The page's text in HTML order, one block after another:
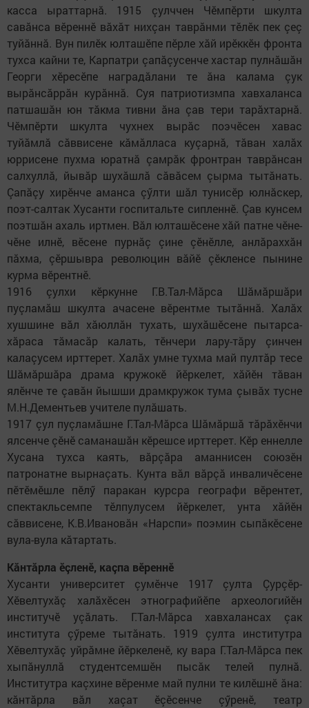
касса ыраттарнӑ. 1915 çулччен Чӗмпӗрти шкулта
савӑнса вӗреннӗ вӑхӑт нихçан таврӑнми тӗлӗк пек çеç
туйӑннӑ. Вун пилӗк юлташӗпе пӗрле хӑй ирӗккӗн фронта
тухса кайни те, Карпатри çапӑçусенче хастар пулнӑшӑн
Георги хӗресӗпе наградӑлани те ӑна калама çук
вырӑнсӑррӑн курӑннӑ. Суя патриотизмпа хавхаланса
патшашӑн юн тӑкма тивни ӑна çав тери тарӑхтарнӑ.
Чӗмпӗрти шкулта чухнех вырӑс поэчӗсен хавас
туйӑмлӑ сӑввисене кӑмӑлласа куçарнӑ, тӑван халӑх
юррисене пухма юратнӑ çамрăк фронтран таврӑнсан
салхуллӑ, йывӑр шухӑшлӑ сӑвӑсем çырма тытӑнать.
Çапӑçу хирӗнче аманса çӳлти шӑл тунисӗр юлнӑскер,
поэт-салтак Хусанти госпитальте сипленнӗ. Çав кунсем
поэтшӑн ахаль иртмен. Вӑл юлташӗсене хӑй патне чӗне-
чӗне илнӗ, вӗсене пурнӑç çине çӗнӗлле, анлӑраххӑн
пӑхма, çӗршывра революцин вӑйӗ çӗкленсе пынине
курма вӗрентнӗ.
1916 çулхи кӗркунне Г.В.Тал-Мӑрса Шӑмӑршӑри
пуçламӑш шкулта ачасене вӗрентме тытӑннă. Халӑх
хушшине вӑл хӑюллӑн тухать, шухӑшӗсене пытарса-
хӑраса тӑмасӑр калать, тӗнчери лару-тӑру çинчен
калаçусем ирттерет. Халӑх умне тухма май пултӑр тесе
Шӑмӑршӑра драма кружокӗ йӗркелет, хӑйӗн тӑван
ялӗнче те çавӑн йышши драмкружок тума çывӑх тусне
М.Н.Дементьев учителе пулӑшать.
1917 çул пуçламӑшне Г.Тал-Мӑрса Шӑмӑршӑ тӑрӑхӗнчи
ялсенче çӗнӗ саманашӑн кӗрешсе ирттерет. Кӗр еннелле
Хусана тухса каять, вӑрçӑра аманнисен союзӗн
патронатне вырнаçать. Кунта вӑл вӑрçӑ инваличӗсене
пӗтӗмӗшле пӗлӳ паракан курсра географи вӗрентет,
спектакльсемпе тӗлпулусем йӗркелет, унта хӑйӗн
сӑввисене, К.В.Ивановӑн «Нарспи» поэмин сыпӑкӗсене
вула-вула кӑтартать.
​Кăнтăрла ӗçленӗ, каçпа вӗреннӗ
Хусанти университет çумӗнче 1917 çулта Çурçӗр-
Хӗвелтухӑç халӑхӗсен этнографийӗпе археологийӗн
институчӗ уçӑлать. Г.Тал-Мӑрса хавхалансах çак
института çӳреме тытӑнать. 1919 çулта институтра
Хӗвелтухӑç уйрӑмне йӗркеленӗ, ку вара Г.Тал-Мӑрса пек
хыпӑнуллӑ студентсемшӗн пысӑк телей пулнӑ.
Институтра каçхине вӗренме май​ пулни те килӗшнӗ ӑна:
кӑнтӑрла вӑл хаçат ӗçӗсенче çӳренӗ, театр